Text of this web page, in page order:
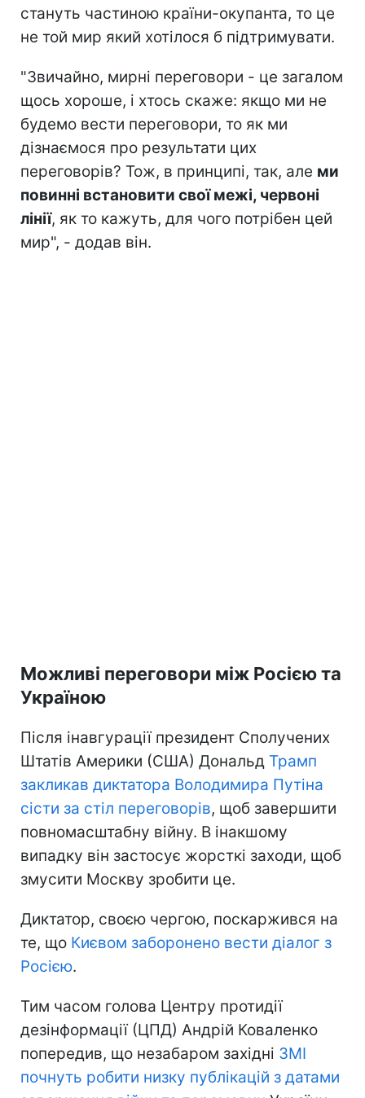
стануть частиною країни-окупанта, то це
не той мир який хотілося б підтримувати.
"Звичайно, мирні переговори - це загалом
щось хороше, і хтось скаже: якщо ми не
будемо вести переговори, то як ми
дізнаємося про результати цих
переговорів? Тож, в принципі, так, але ми
повинні встановити свої межі, червоні
лінії, як то кажуть, для чого потрібен цей
мир", - додав він.
Можливі переговори між Росією та
Україною
Після інавгурації президент Сполучених
Штатів Америки (США) Дональд Трамп
закликав диктатора Володимира Путіна
сісти за стіл переговорів, щоб завершити
повномасштабну війну. В інакшому
випадку він застосує жорсткі заходи, щоб
змусити Москву зробити це.
Диктатор, своєю чергою, поскаржився на
те, що Києвом заборонено вести діалог з
Росією.
Тим часом голова Центру протидії
дезінформації (ЦПД) Андрій Коваленко
попередив, що незабаром західні ЗМІ
почнуть робити низку публікацій з датами